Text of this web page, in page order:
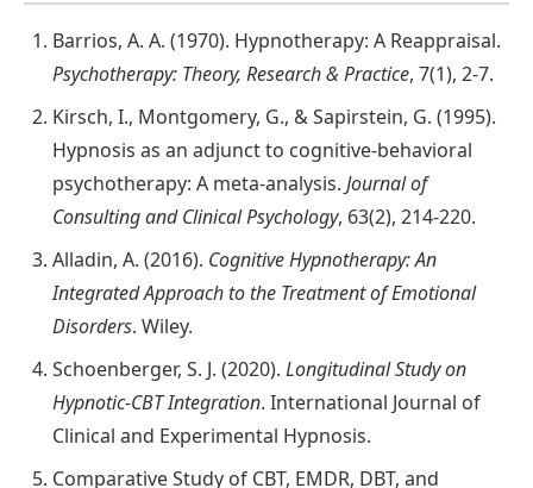
Barrios, A. A. (1970). Hypnotherapy: A Reappraisal.
Psychotherapy: Theory, Research & Practice, 7(1), 2-7.
Kirsch, I., Montgomery, G., & Sapirstein, G. (1995).
Hypnosis as an adjunct to cognitive-behavioral
psychotherapy: A meta-analysis. Journal of
Consulting and Clinical Psychology, 63(2), 214-220.
Alladin, A. (2016). Cognitive Hypnotherapy: An
Integrated Approach to the Treatment of Emotional
Disorders. Wiley.
Schoenberger, S. J. (2020). Longitudinal Study on
Hypnotic-CBT Integration. International Journal of
Clinical and Experimental Hypnosis.
Comparative Study of CBT, EMDR, DBT, and